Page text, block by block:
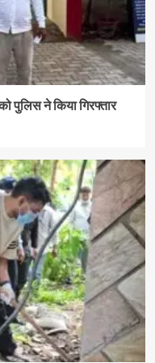
ने किया गिरफ्तार